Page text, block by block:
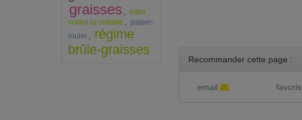
graisses ,
lutter
contre la cellulite , palper-
rouler , régime
brûle-graisses
Recommander cette page :
email favoris